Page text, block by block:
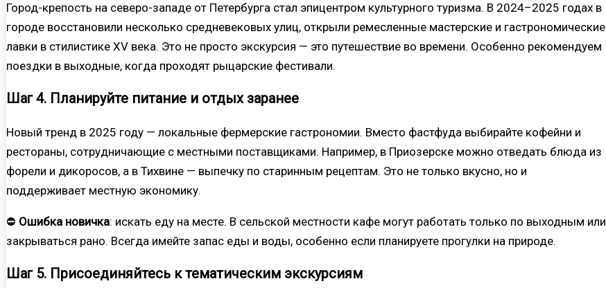
Город-крепость на северо-западе от Петербурга стал эпицентром культурного туризма. В 2024–2025 годах в
городе восстановили несколько средневековых улиц, открыли ремесленные мастерские и гастрономические
лавки в стилистике XV века. Это не просто экскурсия — это путешествие во времени. Особенно рекомендуем
поездки в выходные, когда проходят рыцарские фестивали.
Шаг 4. Планируйте питание и отдых заранее
Новый тренд в 2025 году — локальные фермерские гастрономии. Вместо фастфуда выбирайте кофейни и
рестораны, сотрудничающие с местными поставщиками. Например, в Приозерске можно отведать блюда из
форели и дикоросов, а в Тихвине — выпечку по старинным рецептам. Это не только вкусно, но и
поддерживает местную экономику.
⛔ Ошибка новичка: искать еду на месте. В сельской местности кафе могут работать только по выходным или
закрываться рано. Всегда имейте запас еды и воды, особенно если планируете прогулки на природе.
Шаг 5. Присоединяйтесь к тематическим экскурсиям